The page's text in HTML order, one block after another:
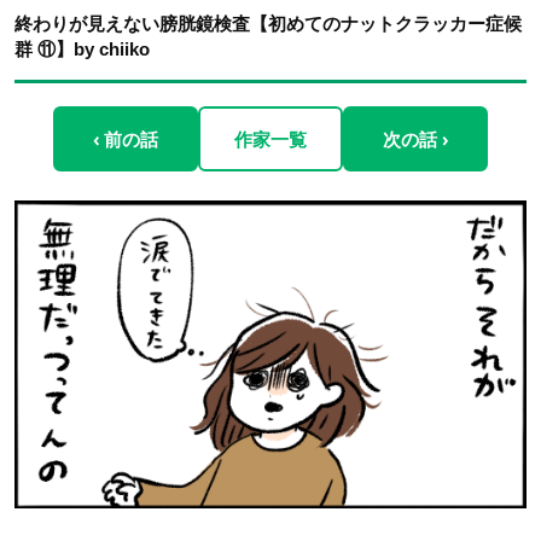
終わりが見えない膀胱鏡検査【初めてのナットクラッカー症候
群 ⑪】by chiiko
‹ 前の話 作家一覧 次の話 ›